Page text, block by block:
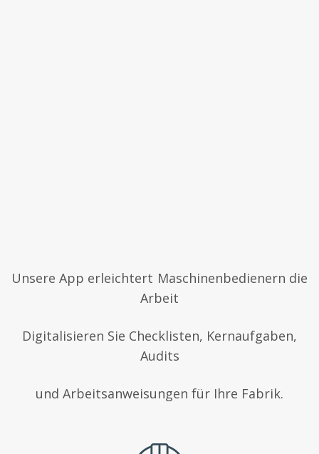
Unsere App erleichtert Maschinenbedienern die
Arbeit
Digitalisieren Sie Checklisten, Kernaufgaben,
Audits
und Arbeitsanweisungen für Ihre Fabrik.